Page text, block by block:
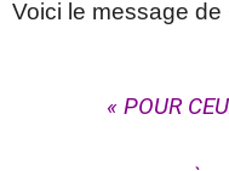
Voici le message
« POUR